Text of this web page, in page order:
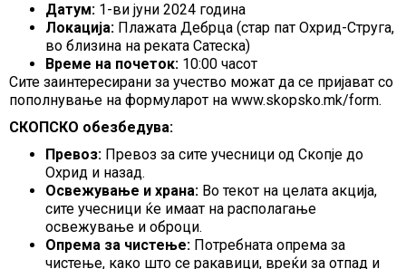
Датум: 1-ви јуни 2024 година
Локација: Плажата Дебрца (стар пат Охрид-Струга,
во близина на реката Сатеска)
Време на почеток: 10:00 часот
Сите заинтересирани за учество можат да се пријават со
пополнување на формуларот на www.skopsko.mk/form.
СКОПСКО обезбедува:
Превоз: Превоз за сите учесници од Скопје до
Охрид и назад.
Освежување и храна: Во текот на целата акција,
сите учесници ќе имаат на располагање
освежување и оброци.
Опрема за чистење: Потребната опрема за
чистење, како што се ракавици, вреќи за отпад и